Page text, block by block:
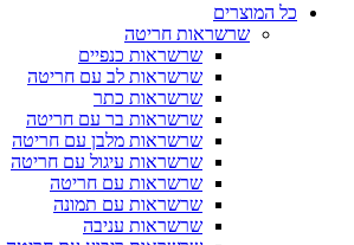
כל המוצרים
שרשראות חריטה
שרשראות כנפיים
שרשראות לב עם חריטה
שרשראות כתר
שרשראות בר עם חריטה
שרשראות מלבן עם חריטה
שרשראות עיגול עם חריטה
שרשראות עם חריטה
שרשראות עם תמונה
שרשראות עניבה